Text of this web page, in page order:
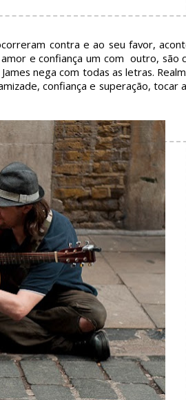
contra e ao seu favor,
e confiança um com outro, são
nega com todas as letras.
confiança e superação, tocar